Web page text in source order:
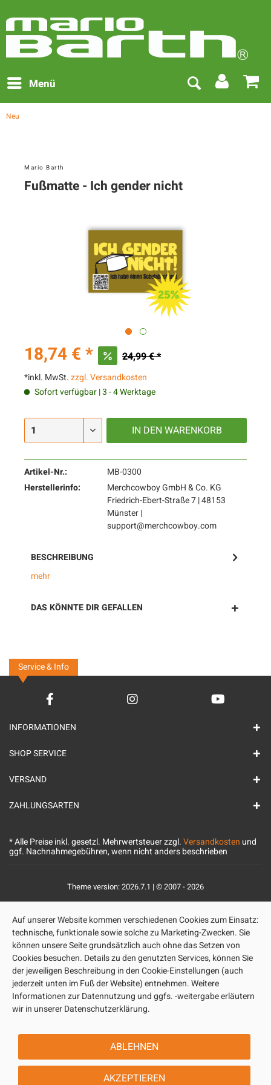
Menü
Neu
Mario Barth
Fußmatte - Ich gender nicht
18,74 € * 24,99 € *
*inkl. MwSt.zzgl. Versandkosten
Sofort verfügbar | 3 - 4 Werktage
IN DEN WARENKORB
Artikel-Nr.:
MB-0300
Herstellerinfo:
Merchcowboy GmbH & Co. KG
Friedrich-Ebert-Straße 7 | 48153
Münster |
support@merchcowboy.com
BESCHREIBUNG
mehr
DAS KÖNNTE DIR GEFALLEN
Service & Info
INFORMATIONEN
SHOP SERVICE
VERSAND
ZAHLUNGSARTEN
* Alle Preise inkl. gesetzl. Mehrwertsteuer zzgl.Versandkosten und
ggf. Nachnahmegebühren, wenn nicht anders beschrieben
Theme version: 2026.7.1 | © 2007 - 2026
Auf unserer Website kommen verschiedenen Cookies zum Einsatz:
technische, funktionale sowie solche zu Marketing-Zwecken. Sie
können unsere Seite grundsätzlich auch ohne das Setzen von
Cookies besuchen. Details zu den genutzten Services, können Sie
der jeweiligen Beschreibung in den Cookie-Einstellungen (auch
jederzeit unten im Fuß der Website) entnehmen. Weitere
Informationen zur Datennutzung und ggfs. -weitergabe erläutern
wir in unserer Datenschutzerklärung.
ABLEHNEN
AKZEPTIEREN